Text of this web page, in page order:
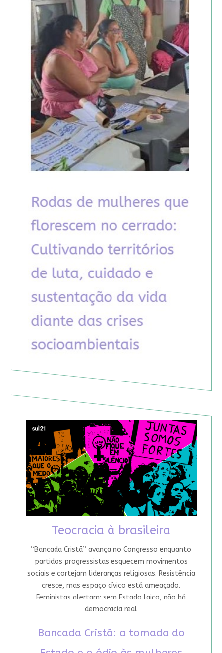
Teocracia à brasileira
“Bancada Cristã” avança no Congresso enquanto
partidos progressistas esquecem movimentos
sociais e cortejam lideranças religiosas. Resistência
cresce, mas espaço cívico está ameaçado.
Feministas alertam: sem Estado laico, não há
democracia real
Bancada Cristã: a tomada do